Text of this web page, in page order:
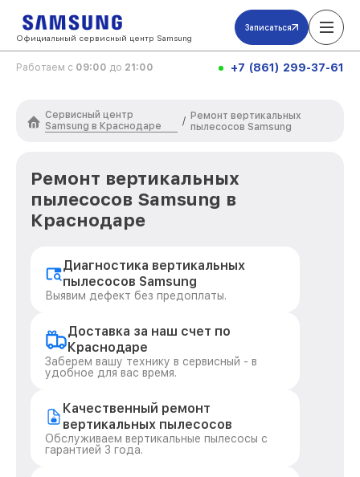
Официальный сервисный центр Samsung
Записаться
Работаем с 09:00 до 21:00 +7 (861) 299-37-61
Сервисный центр
Samsung в Краснодаре
/ Ремонт вертикальных
пылесосов Samsung
Ремонт вертикальных
пылесосов Samsung в
Краснодаре
Диагностика вертикальных
пылесосов Samsung
Выявим дефект без предоплаты.
Доставка за наш счет по
Краснодаре
Заберем вашу технику в сервисный - в
удобное для вас время.
Качественный ремонт
вертикальных пылесосов
Обслуживаем вертикальные пылесосы с
гарантией 3 года.